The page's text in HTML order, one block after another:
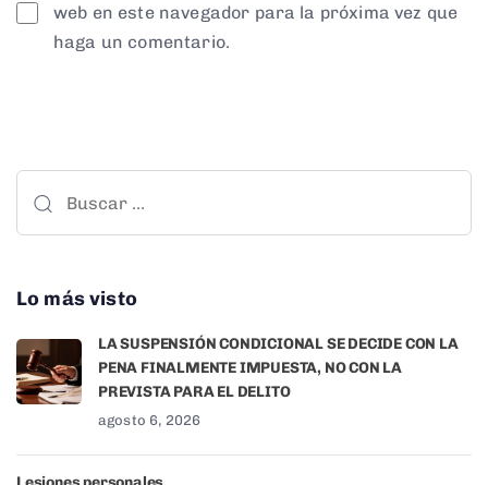
web en este navegador para la próxima vez que
haga un comentario.
Lo más visto
LA SUSPENSIÓN CONDICIONAL SE DECIDE CON LA
PENA FINALMENTE IMPUESTA, NO CON LA
PREVISTA PARA EL DELITO
agosto 6, 2026